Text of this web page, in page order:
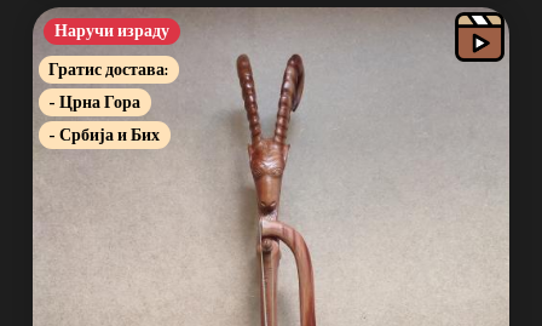
Наручи израду
Гратис достава:
- Црна Гора
- Србија и Бих